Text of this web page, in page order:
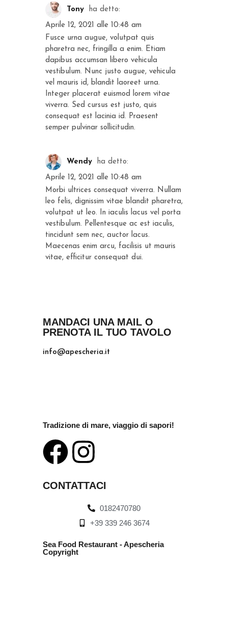
Tony ha detto:
Aprile 12, 2021 alle 10:48 am
Fusce urna augue, volutpat quis
pharetra nec, fringilla a enim. Etiam
dapibus accumsan libero vehicula
vestibulum. Nunc justo augue, vehicula
vel mauris id, blandit laoreet urna.
Integer placerat euismod lorem vitae
viverra. Sed cursus est justo, quis
consequat est lacinia id. Praesent
semper pulvinar sollicitudin.
Wendy ha detto:
Aprile 12, 2021 alle 10:48 am
Morbi ultrices consequat viverra. Nullam
leo felis, dignissim vitae blandit pharetra,
volutpat ut leo. In iaculis lacus vel porta
vestibulum. Pellentesque ac est iaculis,
tincidunt sem nec, auctor lacus.
Maecenas enim arcu, facilisis ut mauris
vitae, efficitur consequat dui.
MANDACI UNA MAIL O
PRENOTA IL TUO TAVOLO
info@apescheria.it
Tradizione di mare, viaggio di sapori!
CONTATTACI
0182470780
+39 339 246 3674
Sea Food Restaurant - Apescheria
Copyright